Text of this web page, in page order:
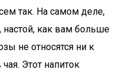
так. На самом деле,
настой, как вам больше
не относятся ни к
Этот напиток